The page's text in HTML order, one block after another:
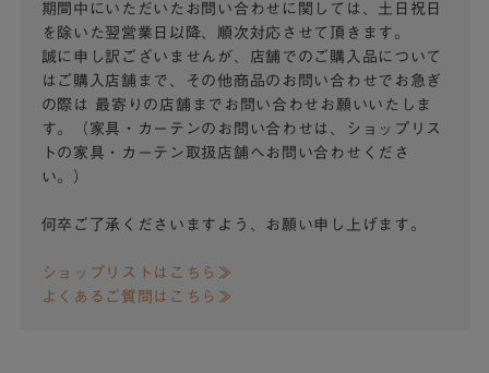
期間中にいただいたお問い合わせに関しては、土日祝日
を除いた翌営業日以降、順次対応させて頂きます。
誠に申し訳ございませんが、店舗でのご購入品について
はご購入店舗まで、その他商品のお問い合わせでお急ぎ
の際は
最寄りの店舗までお問い合わせお願いいたしま
す。（家具・カーテンのお問い合わせは、ショップリス
トの家具・カーテン取扱店舗へお問い合わせくださ
い。）
何卒ご了承くださいますよう、お願い申し上げます。
ショップリストはこちら≫
よくあるご質問はこちら≫